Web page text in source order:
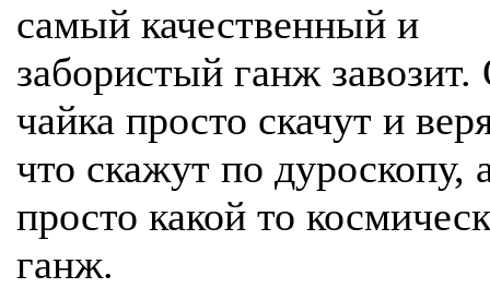
самый качественный и
забористый ганж завозит.
чайка просто скачут и
что скажут по дуроскопу,
просто какой то
ганж.